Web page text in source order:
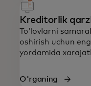
Kreditorlik
To‘lovlarni
oshirish uchun
yordamida
O'rganing